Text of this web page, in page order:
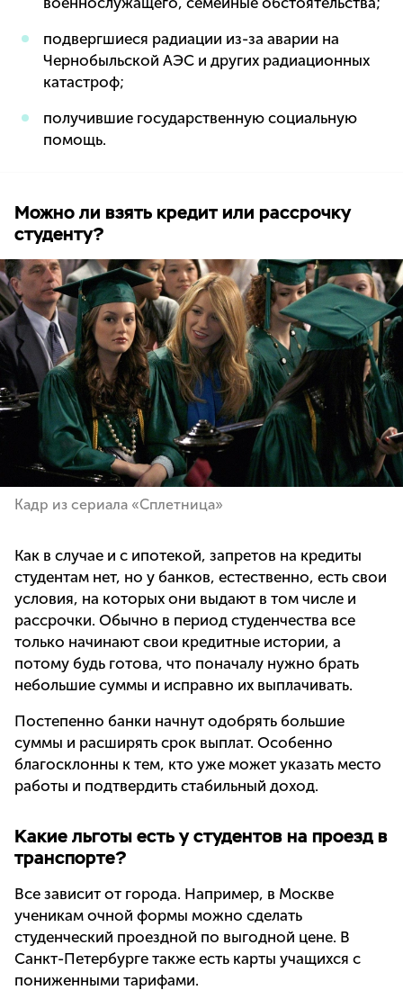
подвергшиеся радиации из-за аварии на
Чернобыльской АЭС и других радиационных
катастроф;
получившие государственную социальную
помощь.
Можно ли взять кредит или рассрочку
студенту?
Кадр из сериала «Сплетница»
Как в случае и с ипотекой, запретов на кредиты
студентам нет, но у банков, естественно, есть свои
условия, на которых они выдают в том числе и
рассрочки. Обычно в период студенчества все
только начинают свои кредитные истории, а
потому будь готова, что поначалу нужно брать
небольшие суммы и исправно их выплачивать.
Постепенно банки начнут одобрять большие
суммы и расширять срок выплат. Особенно
благосклонны к тем, кто уже может указать место
работы и подтвердить стабильный доход.
Какие льготы есть у студентов на проезд в
транспорте?
Все зависит от города. Например, в Москве
ученикам очной формы можно сделать
студенческий проездной по выгодной цене. В
Санкт-Петербурге также есть карты учащихся с
пониженными тарифами.